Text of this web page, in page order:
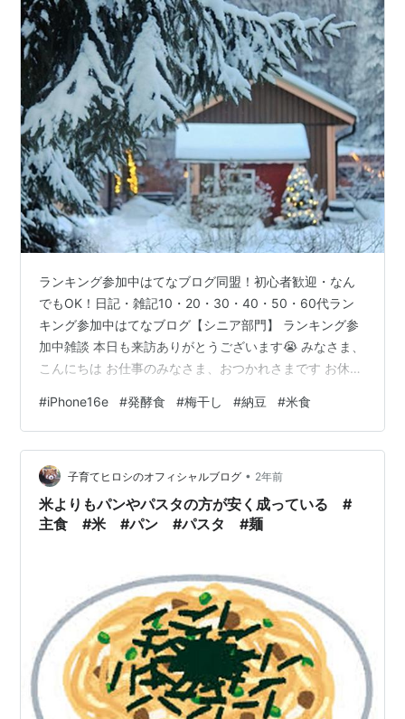
ランキング参加中はてなブログ同盟！初心者歓迎・なん
でもOK！日記・雑記10・20・30・40・50・60代ラン
キング参加中はてなブログ【シニア部門】 ランキング参
加中雑談 本日も来訪ありがとうございます😭 みなさま、
こんにちは お仕事のみなさま、おつかれさまです お休み
倒れておりまして あとインフルにかかってないのが なん
と、あとひとり という状態になりました👏（うれしいの
かww） 私はといえば 病み上がりというか、インフルエ
ンザ上りというか まだ本調子やなくてね なんか、けだる
くて まだたまにちょっと咳が出て、痰がからまるような
咳で 熱はな…
#iPhone16e #発酵食 #梅干し #納豆 #米食
子育てヒロシのオフィシャルブログ • 2年前
米よりもパンやパスタの方が安く成っている #
主食 #米 #パン #パスタ #麺